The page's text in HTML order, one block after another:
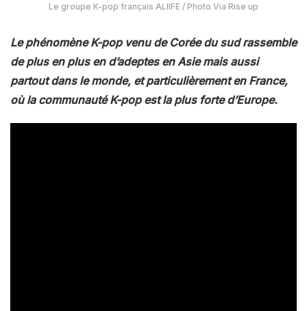
Le groupe K-pop français ALIIFE / Photo Via Rise up
Le phénomène K-pop venu de Corée du sud rassemble
de plus en plus en d’adeptes en Asie mais aussi
partout dans le monde, et particulièrement en France,
où la communauté K-pop est la plus forte d’Europe.